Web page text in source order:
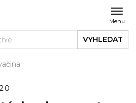
Menu
VYHLEDAT